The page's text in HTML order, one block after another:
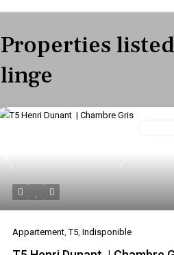
Properties
linge
Previous Next
Appartement,T5, Indisponible